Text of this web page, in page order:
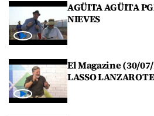
AGÜITA AGÜITA
NIEVES
El Magazine (30/
LASSO